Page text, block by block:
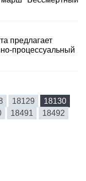
предлагает
процессуальный
18129
18130
18491 18492